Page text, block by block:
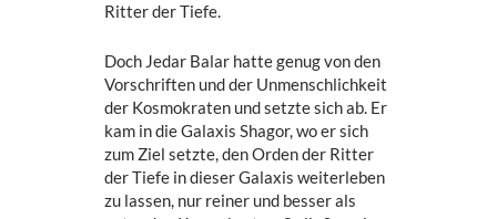
Ritter der Tiefe.
Doch Jedar Balar hatte genug von den
Vorschriften und der Unmenschlichkeit
der Kosmokraten und setzte sich ab. Er
kam in die Galaxis Shagor, wo er sich
zum Ziel setzte, den Orden der Ritter
der Tiefe in dieser Galaxis weiterleben
zu lassen, nur reiner und besser als